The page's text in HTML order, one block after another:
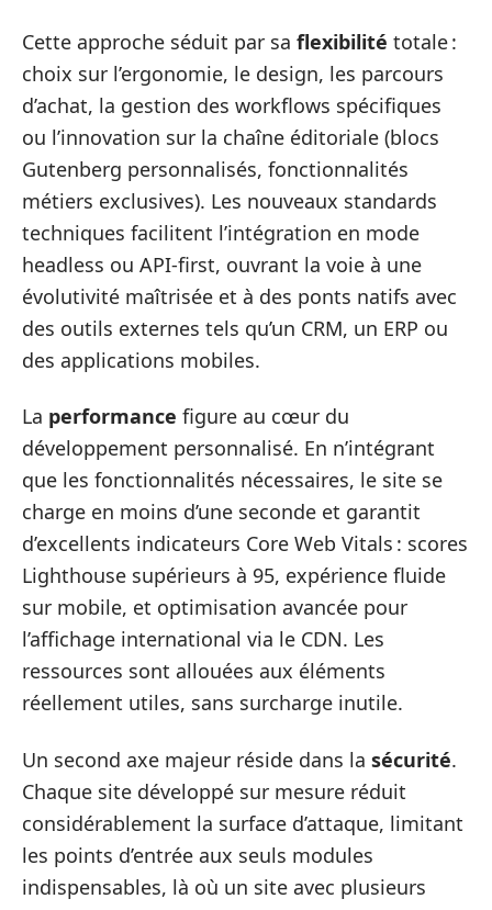
Cette approche séduit par sa flexibilité totale :
choix sur l’ergonomie, le design, les parcours
d’achat, la gestion des workflows spécifiques
ou l’innovation sur la chaîne éditoriale (blocs
Gutenberg personnalisés, fonctionnalités
métiers exclusives). Les nouveaux standards
techniques facilitent l’intégration en mode
headless ou API-first, ouvrant la voie à une
évolutivité maîtrisée et à des ponts natifs avec
des outils externes tels qu’un CRM, un ERP ou
des applications mobiles.
La performance figure au cœur du
développement personnalisé. En n’intégrant
que les fonctionnalités nécessaires, le site se
charge en moins d’une seconde et garantit
d’excellents indicateurs Core Web Vitals : scores
Lighthouse supérieurs à 95, expérience fluide
sur mobile, et optimisation avancée pour
l’affichage international via le CDN. Les
ressources sont allouées aux éléments
réellement utiles, sans surcharge inutile.
Un second axe majeur réside dans la sécurité.
Chaque site développé sur mesure réduit
considérablement la surface d’attaque, limitant
les points d’entrée aux seuls modules
indispensables, là où un site avec plusieurs